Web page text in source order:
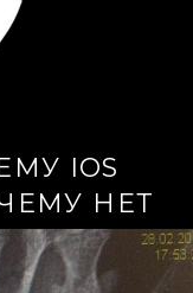
IOS
НЕТ